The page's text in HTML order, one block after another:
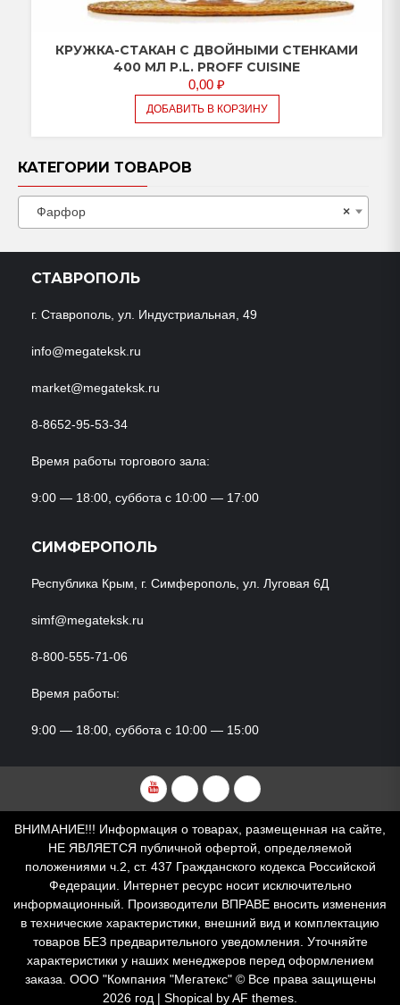
КРУЖКА-СТАКАН С ДВОЙНЫМИ СТЕНКАМИ
400 МЛ P.L. PROFF CUISINE
0,00 ₽
ДОБАВИТЬ В КОРЗИНУ
КАТЕГОРИИ ТОВАРОВ
×
Фарфор
СТАВРОПОЛЬ
г. Ставрополь, ул. Индустриальная, 49
info@megateksk.ru
market@megateksk.ru
8-8652-95-53-34
Время работы торгового зала:
9:00 — 18:00, суббота с 10:00 — 17:00
СИМФЕРОПОЛЬ
Республика Крым, г. Симферополь, ул. Луговая 6Д
simf@megateksk.ru
8-800-555-71-06
Время работы:
9:00 — 18:00, суббота с 10:00 — 15:00
YouTubeVKvideoRuTubeDzen
ВНИМАНИЕ!!! Информация о товарах, размещенная на сайте,
НЕ ЯВЛЯЕТСЯ публичной офертой, определяемой
положениями ч.2, ст. 437 Гражданского кодекса Российской
Федерации. Интернет ресурс носит исключительно
информационный. Производители ВПРАВЕ вносить изменения
в технические характеристики, внешний вид и комплектацию
товаров БЕЗ предварительного уведомления. Уточняйте
характеристики у наших менеджеров перед оформлением
заказа. ООО "Компания "Мегатекс" © Все права защищены
2026 год | Shopical by AF themes.